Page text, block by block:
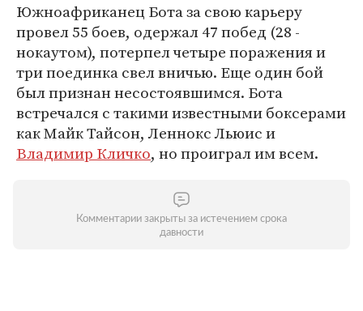
Южноафриканец Бота за свою карьеру
провел 55 боев, одержал 47 побед (28 -
нокаутом), потерпел четыре поражения и
три поединка свел вничью. Еще один бой
был признан несостоявшимся. Бота
встречался с такими известными боксерами
как Майк Тайсон, Леннокс Льюис и
Владимир Кличко, но проиграл им всем.
Комментарии закрыты за истечением срока
давности